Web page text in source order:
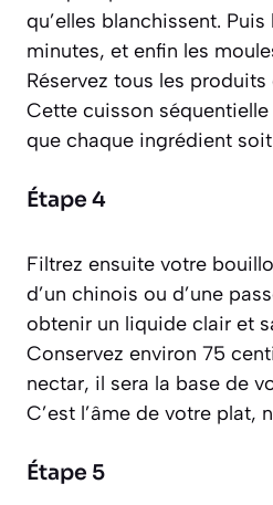
qu’elles blanchissent.
minutes, et enfin les
Réservez tous les
Cette cuisson
que chaque ingrédient
Étape 4
Filtrez ensuite votre
d’un chinois ou d’une
obtenir un liquide clair et
Conservez environ 75
nectar, il sera la base de
C’est l’âme de votre plat,
Étape 5